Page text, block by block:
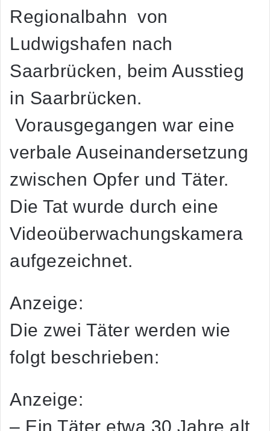
Regionalbahn von
Ludwigshafen nach
Saarbrücken, beim Ausstieg
in Saarbrücken.
Vorausgegangen war eine
verbale Auseinandersetzung
zwischen Opfer und Täter.
Die Tat wurde durch eine
Videoüberwachungskamera
aufgezeichnet.
Anzeige:
Die zwei Täter werden wie
folgt beschrieben:
Anzeige:
– Ein Täter etwa 30 Jahre alt,